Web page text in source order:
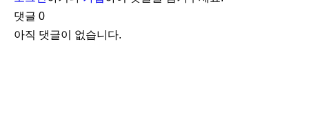
댓글 0
아직 댓글이 없습니다.